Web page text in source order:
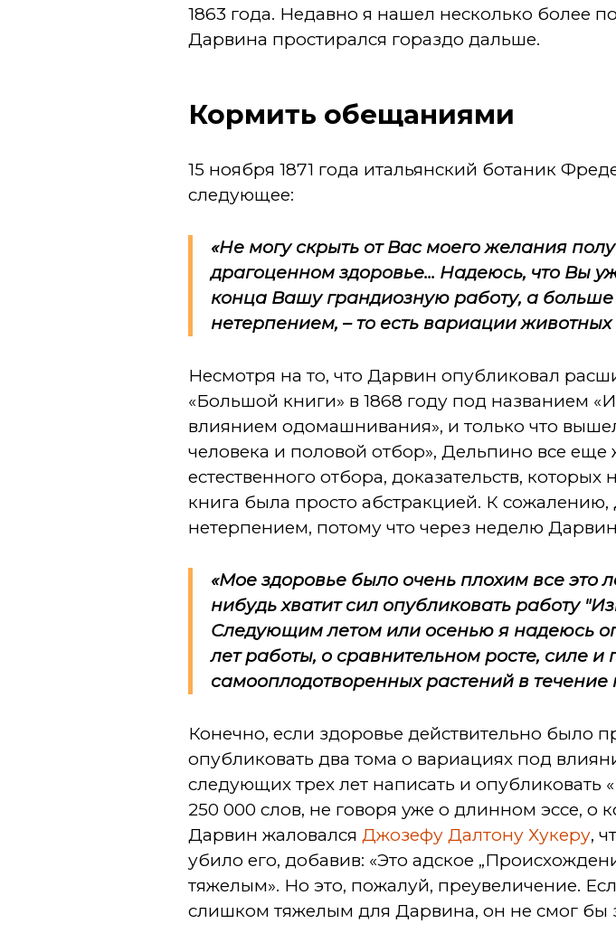
1863 года. Недавно я нашел несколько более
Дарвина простирался гораздо дальше.
Кормить обещаниями
15 ноября 1871 года итальянский ботаник
следующее:
«Не могу скрыть от Вас моего желания
драгоценном здоровье... Надеюсь, что Вы
конца Вашу грандиозную работу, а больше
нетерпением, – то есть вариации
Несмотря на то, что Дарвин опубликовал
«Большой книги» в 1868 году под названием
влиянием одомашнивания», и только что
человека и половой отбор», Дельпино все
естественного отбора, доказательств,
книга была просто абстракцией. К
нетерпением, потому что через неделю
«Мое здоровье было очень плохим все это
нибудь хватит сил опубликовать работу
Следующим летом или осенью я надеюсь
лет работы, о сравнительном росте, силе
самооплодотворенных растений в
Конечно, если здоровье действительно было
опубликовать два тома о вариациях под
следующих трех лет написать и
250 000 слов, не говоря уже о длинном эссе,
Дарвин жаловалсяДжозефу Далтону Хукеру,
убило его, добавив: «Это адское
тяжелым». Но это, пожалуй, преувеличение.
слишком тяжелым для Дарвина, он не смог бы